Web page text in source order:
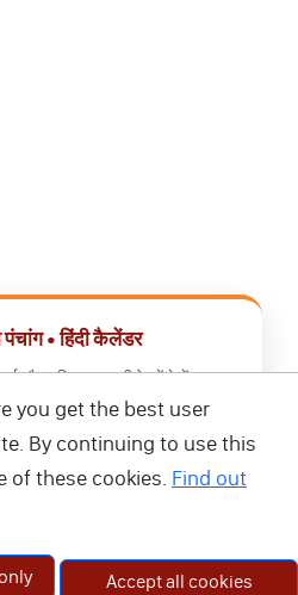
• हिंदी कैलेंडर
और राशिफल एक ही ऐप में देखें।
ऐप डाउनलोड करें
you get the best user
By continuing to use this
of these cookies. Find out
Accept all cookies